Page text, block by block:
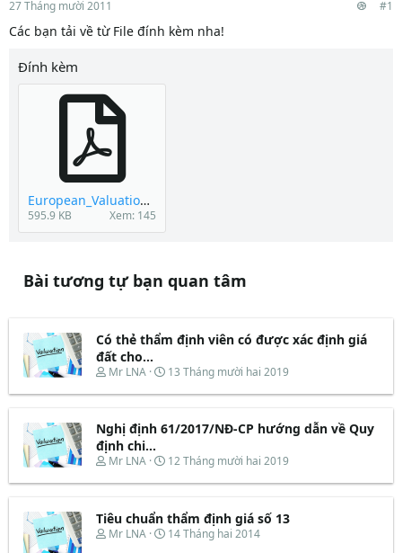
27 Tháng mười 2011 #1
Các bạn tải về từ File đính kèm nha!
Đính kèm
European_Valuation_Standard_2009.pdf
595.9 KB Xem: 145
Bài tương tự bạn quan tâm
Có thẻ thẩm định viên có được xác định giá
đất cho...
T
r
a
d
s
a
t
e
Mr LNA
N
à
b
t
ầ
13 Tháng mười hai 2019
Nghị định 61/2017/NĐ-CP hướng dẫn về Quy
định chi...
T
r
a
d
Mr LNA
N
à
b
ắ
12 Tháng mười hai 2019
Tiêu chuẩn thẩm định giá số 13
T
Mr LNA
N
14 Tháng hai 2014